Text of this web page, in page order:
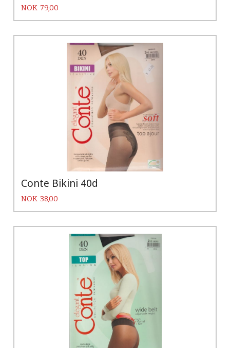
Pris
NOK 79,00
Conte Bikini 40d
Pris
NOK 38,00